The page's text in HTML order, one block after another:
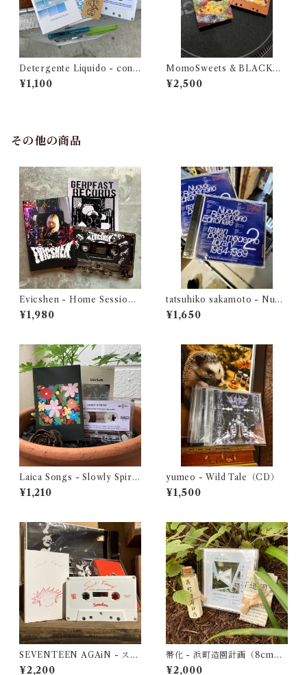
Detergente Líquido - cont
umacia en primavera
¥1,100
MomoSweets & BLACKM
UFFIN LOVERS (SIDE M&
N) Selected & Mixed by DJ
¥2,500
その他の商品
Evicshen - Home Session
Live
¥1,980
tatsuhiko sakamoto - Nuov
o Repertorio Editoriale Ital
ian post-moderno library 2
¥1,650
Laica Songs - Slowly Spiral
ing Towards the Light
¥1,210
yumeo - Wild Tale（CD）
¥1,500
SEVENTEEN AGAiN - スズ
キフォーエバー
¥2,200
帯化 - 浜町造園計画（8cmC
D）
¥2,000